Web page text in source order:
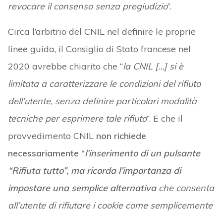
revocare il consenso senza pregiudizio”.
Circa l’arbitrio del CNIL nel definire le proprie
linee guida, il Consiglio di Stato francese nel
2020 avrebbe chiarito che “la CNIL […] si è
limitata a caratterizzare le condizioni del rifiuto
dell’utente, senza definire particolari modalità
tecniche per esprimere tale rifiuto”. E che il
provvedimento CNIL non richiede
necessariamente “l’inserimento di un pulsante
“Rifiuta tutto”, ma ricorda l’importanza di
impostare una semplice alternativa che consenta
all’utente di rifiutare i cookie come semplicemente